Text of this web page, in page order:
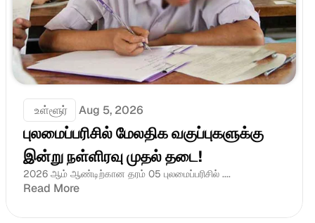
உள்ளூர் Aug 5, 2026
புலமைப்பரிசில் மேலதிக வகுப்புகளுக்கு
இன்று நள்ளிரவு முதல் தடை!
2026 ஆம் ஆண்டிற்கான தரம் 05 புலமைப்பரிசில் ....
Read More